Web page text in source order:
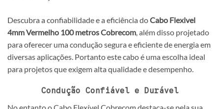
Descubra a confiabilidade e a eficiência doCabo Flexivel
4mm Vermelho 100 metros Cobrecom , além disso projetado
para oferecer uma condução segura e eficiente de energia em
diversas aplicações. Portanto este cabo é uma escolha ideal
para projetos que exigem alta qualidade e desempenho.
Condução Confiável e Durável